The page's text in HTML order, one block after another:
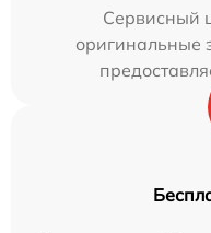
Сервисный
оригинальные